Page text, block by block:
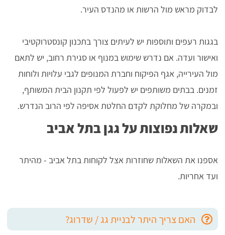
לבדוק מראש מול הרשות או מהנדס העיר.
בגגות רעפים ותוספות יש לעיתים צורך בתכנון קונסטרוקטיבי
ואישור ועדה. אם נדרש שימוש במנוף או סגירת רחוב, יש לתאם
מול העירייה, אגף הפיקוח וחברת המנופים לגבי עלויות ולוחות
זמנים. בבתים משותפים יש לפעול לפי תקנון הבית המשותף,
ובמקרה של מחלוקת לקדם החלטת אסיפה לפי הרוב הנדרש.
שאלות נפוצות על גגן בתל אביב
אספנו את השאלות שחוזרות אצל לקוחות בתל אביב - מהיתר
ועד אחריות.
האם צריך היתר לבניית גג / שדרוג?